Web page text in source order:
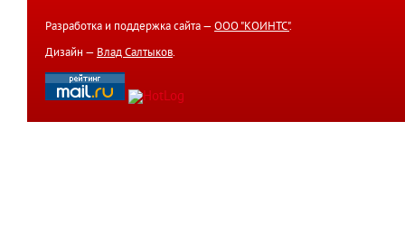
Разработка и поддержка сайта — ООО "КОИНТС".
Дизайн — Влад Салтыков.